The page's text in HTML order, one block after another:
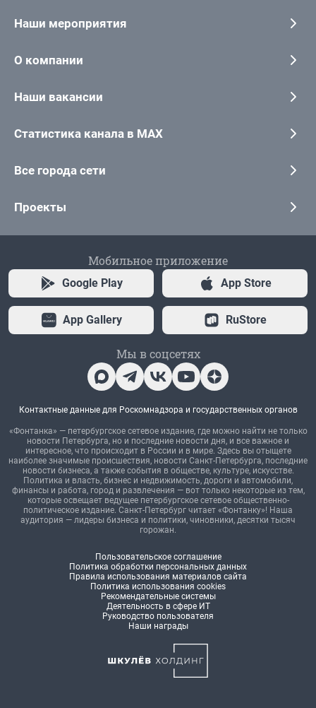
Наши мероприятия
О компании
Наши вакансии
Статистика канала в MAX
Все города сети
Проекты
Мобильное приложение
Google Play App Store
App Gallery RuStore
Мы в соцсетях
Контактные данные для Роскомнадзора и государственных органов
«Фонтанка» — петербургское сетевое издание, где можно найти не только
новости Петербурга, но и последние новости дня, и все важное и
интересное, что происходит в России и в мире. Здесь вы отыщете
наиболее значимые происшествия, новости Санкт-Петербурга, последние
новости бизнеса, а также события в обществе, культуре, искусстве.
Политика и власть, бизнес и недвижимость, дороги и автомобили,
финансы и работа, город и развлечения — вот только некоторые из тем,
которые освещает ведущее петербургское сетевое общественно-
политическое издание. Санкт-Петербург читает «Фонтанку»! Наша
аудитория — лидеры бизнеса и политики, чиновники, десятки тысяч
горожан.
Пользовательское соглашение
Политика обработки персональных данных
Правила использования материалов сайта
Политика использования cookies
Рекомендательные системы
Деятельность в сфере ИТ
Руководство пользователя
Наши награды